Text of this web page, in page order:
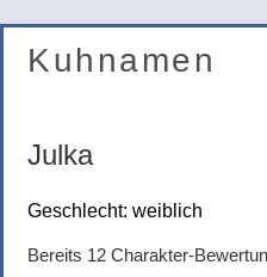
Kuhnamen
Julka
Geschlecht: weiblich
Bereits 12 Charakter-